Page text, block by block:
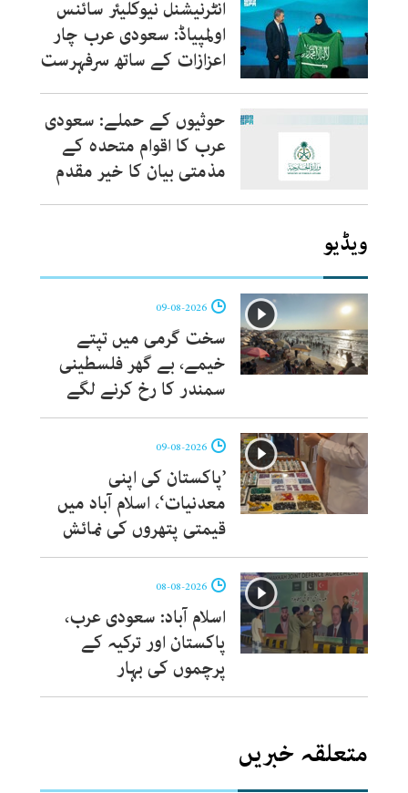
انٹرنیشنل نیوکلیئر سائنس
اولمپیاڈ: سعودی عرب چار
اعزازات کے ساتھ سرفہرست
حوثیوں کے حملے: سعودی
عرب کا اقوام متحدہ کے
مذمتی بیان کا خیر مقدم
ویڈیو
سخت گرمی میں تپتے
خیمے، بے گھر فلسطینی
سمندر کا رخ کرنے لگے
’پاکستان کی اپنی
معدنیات‘، اسلام آباد میں
قیمتی پتھروں کی نمائش
اسلام آباد: سعودی عرب،
پاکستان اور ترکیہ کے
پرچموں کی بہار
متعلقہ خبریں